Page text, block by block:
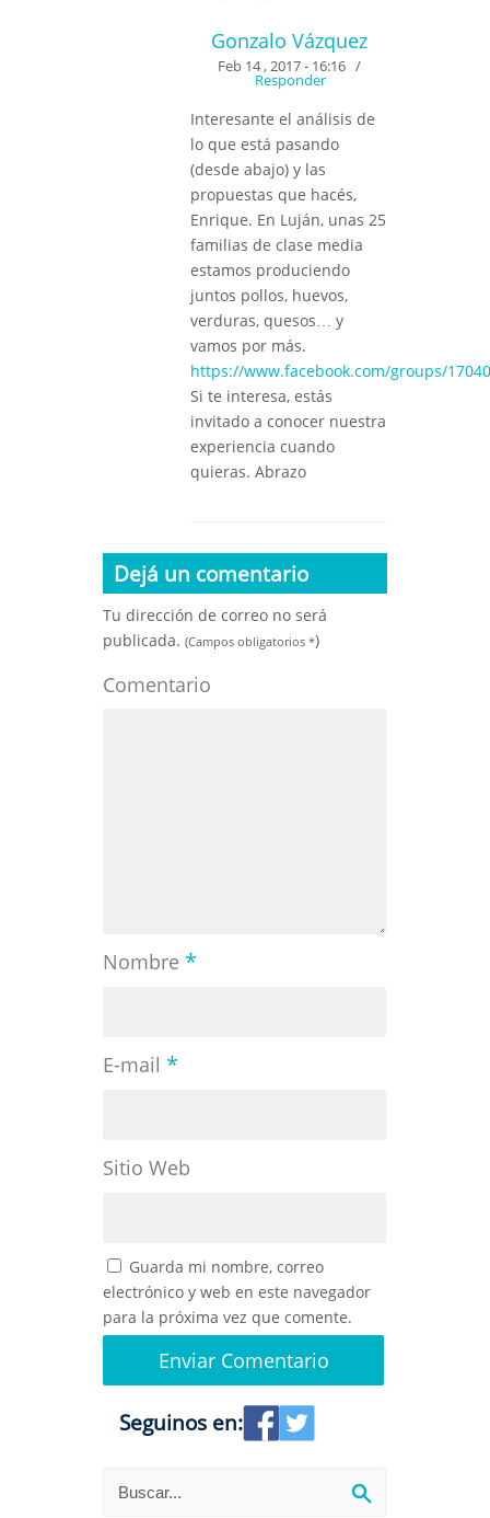
Gonzalo Vázquez
Feb 14 , 2017 - 16:16 /
Responder
Interesante el análisis de
lo que está pasando
(desde abajo) y las
propuestas que hacés,
Enrique. En Luján, unas 25
familias de clase media
estamos produciendo
juntos pollos, huevos,
verduras, quesos… y
vamos por más.
https://www.facebook.com/groups/
Si te interesa, estás
invitado a conocer nuestra
experiencia cuando
quieras. Abrazo
Dejá un comentario
Tu dirección de correo no será
publicada. (Campos obligatorios *)
Comentario
Nombre *
E-mail *
Sitio Web
Guarda mi nombre, correo
electrónico y web en este navegador
para la próxima vez que comente.
Seguinos en: